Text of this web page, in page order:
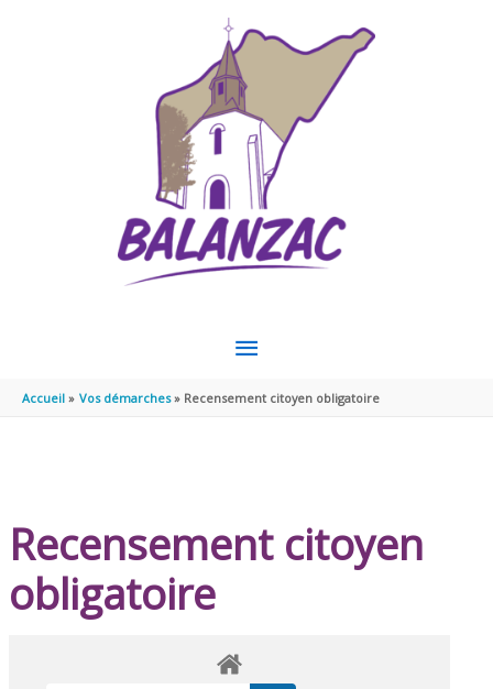
MENU
PRINCIPAL
Accueil Vos démarches Recensement citoyen obligatoire
Recensement citoyen
obligatoire